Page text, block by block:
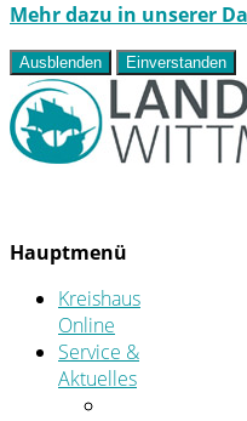
Mehr dazu in unserer
Ausblenden Einverstanden
Hauptmenü
Kreishaus
Online
Service &
Aktuelles